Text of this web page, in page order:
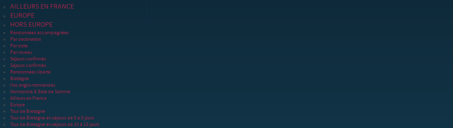
AILLEURS EN FRANCE
EUROPE
HORS EUROPE
Randonnées accompagnées
Par destination
Par date
Par niveau
Séjours confirmés
Séjours confirmés
Randonnées liberté
Bretagne
Iles anglo-normandes
Normandie & Baie de Somme
Ailleurs en France
Europe
Tour de Bretagne
Tour de Bretagne en séjours de 5 à 8 jours
Tour de Bretagne en séjours de 10 à 15 jours